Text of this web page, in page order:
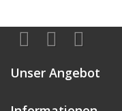
Unser Angebot